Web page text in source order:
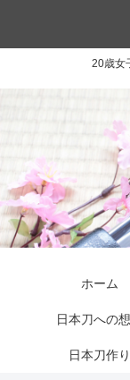
20歳女
ホーム
日本刀への
日本刀作り